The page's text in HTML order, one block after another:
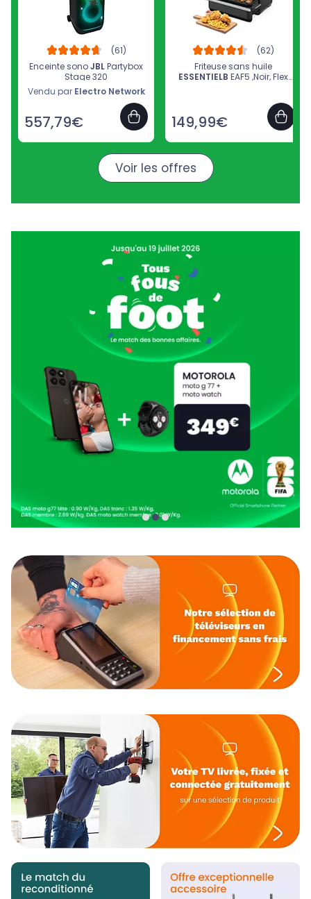
Enceinte sonoJBL
Stage 320
Vendu par Electro Network
557,79€
Friteuse sans huile
ESSENTIELB
149,99€
Voir les offres